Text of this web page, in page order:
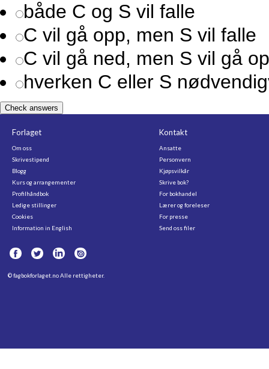
både C og S vil falle
C vil gå opp, men S vil falle
C vil gå ned, men S vil gå
hverken C eller S
Check answers
Forlaget
Om oss
Skrivestipend
Blogg
Kurs og arrangementer
Profilhåndbok
Ledige stillinger
Cookies
Information in English
Kontakt
Ansatte
Personvern
Kjøpsvilkår
Skrive bok?
For bokhandel
Lærer og foreleser
For presse
Send oss filer
©fagbokforlaget.noAlle rettigheter.